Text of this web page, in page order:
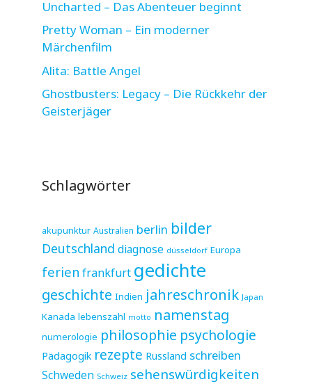
Uncharted – Das Abenteuer beginnt
Pretty Woman – Ein moderner
Märchenfilm
Alita: Battle Angel
Ghostbusters: Legacy – Die Rückkehr der
Geisterjäger
Schlagwörter
akupunktur Australien berlin bilder
Deutschland diagnose düsseldorf Europa
ferien frankfurt gedichte
geschichte Indien jahreschronik Japan
Kanada lebenszahl motto namenstag
numerologie philosophie psychologie
Pädagogik rezepte Russland schreiben
Schweden Schweiz sehenswürdigkeiten